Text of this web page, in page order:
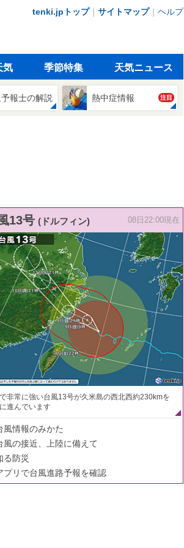
tenki.jpトップ｜ サイトマップ｜ ヘルプ
気 季節特集 天気ニュース
報士の解説 熱中症情報 注目
13号 (ドルフィン) 08日22:00現在
非常に強い台風13号が久米島の西北西約230kmを
進んでいます
風情報のみかた
風の接近、上陸に備えて
る防災
プリで台風進路予報を確認